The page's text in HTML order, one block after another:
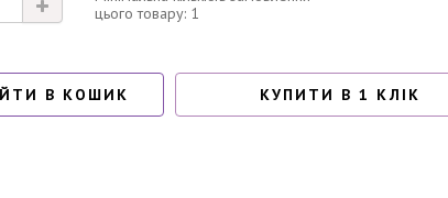
цього товару: 1
В КОШИК КУПИТИ В 1 КЛІК